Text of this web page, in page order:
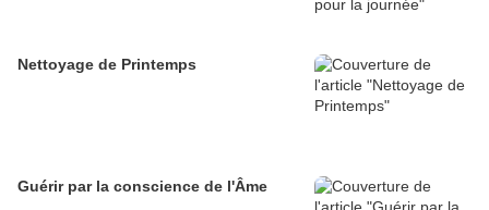
Nettoyage de Printemps
Guérir par la conscience de l'Âme